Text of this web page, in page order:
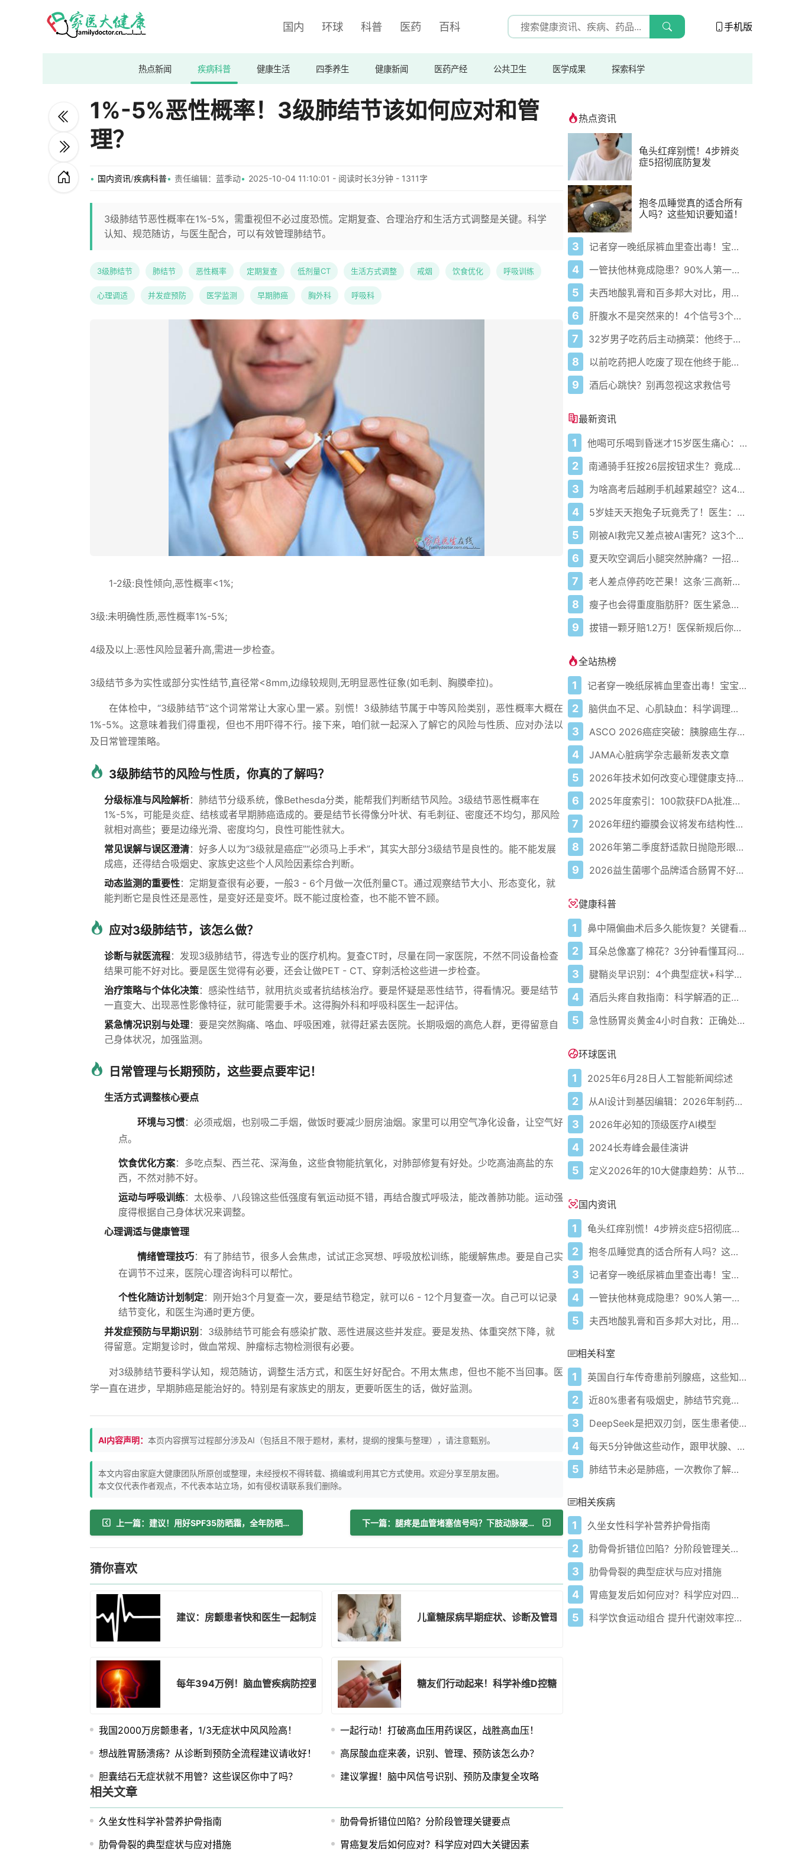
国内 环球 科普 医药 百科 手机版
热点新闻 疾病科普 健康生活 四季养生 健康新闻 医药产经 公共卫生 医学成果 探索科学
1%-5%恶性概率！3级肺结节该如何应对和管
理？
国内资讯/疾病科普 责任编辑：蓝季动 2025-10-04 11:10:01 - 阅读时长3分钟 - 1311字
3级肺结节恶性概率在1%-5%，需重视但不必过度恐慌。定期复查、合理治疗和生活方式调整是关键。科学
认知、规范随访，与医生配合，可以有效管理肺结节。
3级肺结节 肺结节 恶性概率 定期复查 低剂量CT 生活方式调整 戒烟 饮食优化 呼吸训练
心理调适 并发症预防 医学监测 早期肺癌 胸外科 呼吸科
1-2级:良性倾向,恶性概率<1%;
3级:未明确性质,恶性概率1%-5%;
4级及以上:恶性风险显著升高,需进一步检查。
3级结节多为实性或部分实性结节,直径常<8mm,边缘较规则,无明显恶性征象(如毛刺、胸膜牵拉)。
在体检中，“3级肺结节”这个词常常让大家心里一紧。别慌！3级肺结节属于中等风险类别，恶性概率大概在
1%-5%。这意味着我们得重视，但也不用吓得不行。接下来，咱们就一起深入了解它的风险与性质、应对办法以
及日常管理策略。
3级肺结节的风险与性质，你真的了解吗？
分级标准与风险解析：肺结节分级系统，像Bethesda分类，能帮我们判断结节风险。3级结节恶性概率在
1%-5%，可能是炎症、结核或者早期肺癌造成的。要是结节长得像分叶状、有毛刺征、密度还不均匀，那风险
就相对高些；要是边缘光滑、密度均匀，良性可能性就大。
常见误解与误区澄清：好多人以为“3级就是癌症”“必须马上手术”，其实大部分3级结节是良性的。能不能发展
成癌，还得结合吸烟史、家族史这些个人风险因素综合判断。
动态监测的重要性：定期复查很有必要，一般3 - 6个月做一次低剂量CT。通过观察结节大小、形态变化，就
能判断它是良性还是恶性，是变好还是变坏。既不能过度检查，也不能不管不顾。
应对3级肺结节，该怎么做？
诊断与就医流程：发现3级肺结节，得选专业的医疗机构。复查CT时，尽量在同一家医院，不然不同设备检查
结果可能不好对比。要是医生觉得有必要，还会让做PET - CT、穿刺活检这些进一步检查。
治疗策略与个体化决策：感染性结节，就用抗炎或者抗结核治疗。要是怀疑是恶性结节，得看情况。要是结节
一直变大、出现恶性影像特征，就可能需要手术。这得胸外科和呼吸科医生一起评估。
紧急情况识别与处理：要是突然胸痛、咯血、呼吸困难，就得赶紧去医院。长期吸烟的高危人群，更得留意自
己身体状况，加强监测。
日常管理与长期预防，这些要点要牢记！
生活方式调整核心要点
环境与习惯：必须戒烟，也别吸二手烟，做饭时要减少厨房油烟。家里可以用空气净化设备，让空气好
点。
饮食优化方案：多吃点梨、西兰花、深海鱼，这些食物能抗氧化，对肺部修复有好处。少吃高油高盐的东
西，不然对肺不好。
运动与呼吸训练：太极拳、八段锦这些低强度有氧运动挺不错，再结合腹式呼吸法，能改善肺功能。运动强
度得根据自己身体状况来调整。
心理调适与健康管理
情绪管理技巧：有了肺结节，很多人会焦虑，试试正念冥想、呼吸放松训练，能缓解焦虑。要是自己实
在调节不过来，医院心理咨询科可以帮忙。
个性化随访计划制定：刚开始3个月复查一次，要是结节稳定，就可以6 - 12个月复查一次。自己可以记录
结节变化，和医生沟通时更方便。
并发症预防与早期识别 ：3级肺结节可能会有感染扩散、恶性进展这些并发症。要是发热、体重突然下降，就
得留意。定期复诊时，做血常规、肿瘤标志物检测很有必要。
对3级肺结节要科学认知，规范随访，调整生活方式，和医生好好配合。不用太焦虑，但也不能不当回事。医
学一直在进步，早期肺癌是能治好的。特别是有家族史的朋友，更要听医生的话，做好监测。
AI内容声明： 本页内容撰写过程部分涉及AI（包括且不限于题材，素材，提纲的搜集与整理），请注意甄别。
本文内容由家庭大健康团队所原创或整理，未经授权不得转载、摘编或利用其它方式使用。欢迎分享至朋友圈。
本文仅代表作者观点，不代表本站立场，如有侵权请联系我们删除。
上一篇：建议！用好SPF35防晒霜，全年防晒补涂有妙招！ 下一篇：腿疼是血管堵塞信号吗？下肢动脉硬化闭塞症揭秘！
猜你喜欢
建议：房颤患者快和医生一起制定专属治疗方案！ 儿童糖尿病早期症状、诊断及管理，家长都了解吗？
每年394万例！脑血管疾病防控要点你知道吗？ 糖友们行动起来！科学补维D控糖防并发症！
我国2000万房颤患者，1/3无症状中风风险高！
一起行动！打破高血压用药误区，战胜高血压！
想战胜胃肠溃疡？从诊断到预防全流程建议请收好！
高尿酸血症来袭，识别、管理、预防该怎么办？
胆囊结石无症状就不用管？这些误区你中了吗？
建议掌握！脑中风信号识别、预防及康复全攻略
相关文章
久坐女性科学补营养护骨指南
肋骨骨折错位凹陷？分阶段管理关键要点
肋骨骨裂的典型症状与应对措施
胃癌复发后如何应对？科学应对四大关键因素
热点资讯
龟头红痒别慌！4步辨炎
症5招彻底防复发
抱冬瓜睡觉真的适合所有
人吗？这些知识要知道！
3 记者穿一晚纸尿裤血里查出毒！宝宝血液浓度竟是成人的5倍？
4 一管扶他林竟成隐患？90%人第一步就错了！
5 夫西地酸乳膏和百多邦大对比，用药指南快收好！
6 肝腹水不是突然来的！4个信号3个管理要点别等肚子鼓起来
7 32岁男子吃药后主动摘菜：他终于活过来了？
8 以前吃药把人吃废了现在他终于能好起来了
9 酒后心跳快？别再忽视这求救信号
最新资讯
1 他喝可乐喝到昏迷才15岁医生痛心：这真不是孩子胖点的小事！
2 南通骑手狂按26层按钮求生？竟成电梯里最危险动作！
3 为啥高考后越刷手机越累越空？这4招专治考完躺平综合征！
4 5岁娃天天抱兔子玩竟秃了！医生：脓癣毁毛囊不可逆
5 刚被AI救完又差点被AI害死？这3个真相医生不敢不告诉你！
6 夏天吹空调后小腿突然肿痛？一招识破致命血栓快逃过！
7 老人差点停药吃芒果！这条‘三高新标准’谣言正在坑爸妈
8 瘦子也会得重度脂肪肝？医生紧急提醒别再乱节食
9 拔错一颗牙赔1.2万！医保新规后你还敢信399元拔智齿？
全站热榜
1 记者穿一晚纸尿裤血里查出毒！宝宝血液浓度竟是成人的5倍？
2 脑供血不足、心肌缺血：科学调理全攻略
3 ASCO 2026癌症突破：胰腺癌生存率翻倍，乳腺癌避免化疗
4 JAMA心脏病学杂志最新发表文章
5 2026年技术如何改变心理健康支持的获取方式
6 2025年度索引：100款获FDA批准的AI驱动医疗设备
7 2026年纽约瓣膜会议将发布结构性心脏病最新研究成果
8 2026年第二季度舒适款日抛隐形眼镜推荐，优瞳主打长效佩戴体验
9 2026益生菌哪个品牌适合肠胃不好的人，常年饱受肠胃病痛看过来，梳理实用十大品牌
健康科普
1 鼻中隔偏曲术后多久能恢复？关键看这几点
2 耳朵总像塞了棉花？3分钟看懂耳闷的真相与自救指南
3 腱鞘炎早识别：4个典型症状+科学应对，避免关节卡壳
4 酒后头疼自救指南：科学解酒的正确打开方式
5 急性肠胃炎黄金4小时自救：正确处置与误区避坑关键
环球医讯
1 2025年6月28日人工智能新闻综述
2 从AI设计到基因编辑：2026年制药领域重大突破
3 2026年必知的顶级医疗AI模型
4 2024长寿峰会最佳演讲
5 定义2026年的10大健康趋势：从节律健康到冷热交替疗法
国内资讯
1 龟头红痒别慌！4步辨炎症5招彻底防复发
2 抱冬瓜睡觉真的适合所有人吗？这些知识要知道！
3 记者穿一晚纸尿裤血里查出毒！宝宝血液浓度竟是成人的5倍？
4 一管扶他林竟成隐患？90%人第一步就错了！
5 夫西地酸乳膏和百多邦大对比，用药指南快收好！
相关科室
1 英国自行车传奇患前列腺癌，这些知识要知道
2 近80%患者有吸烟史，肺结节究竟咋防咋治？
3 DeepSeek是把双刃剑，医生患者使用该注意啥？
4 每天5分钟做这些动作，跟甲状腺、乳腺、肺部结节说再见！
5 肺结节未必是肺癌，一次教你了解清楚
相关疾病
1 久坐女性科学补营养护骨指南
2 肋骨骨折错位凹陷？分阶段管理关键要点
3 肋骨骨裂的典型症状与应对措施
4 胃癌复发后如何应对？科学应对四大关键因素
5 科学饮食运动组合 提升代谢效率控糖减脂